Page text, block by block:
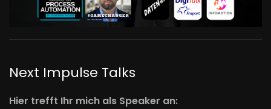
Next Impulse Talks
Hier trefft Ihr mich als Speaker an: